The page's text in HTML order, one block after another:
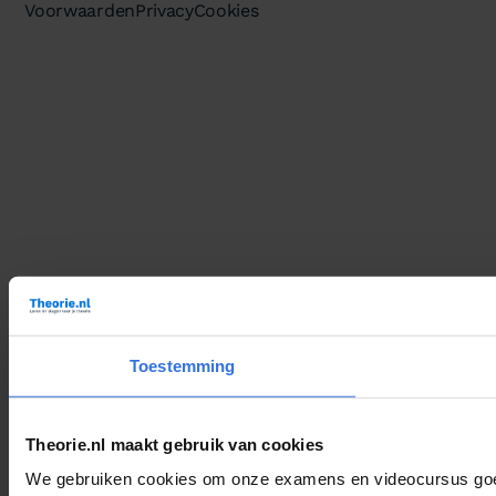
Toestemming
Theorie.nl maakt gebruik van cookies
We gebruiken cookies om onze examens en videocursus
VoorwaardenPrivacyCookies